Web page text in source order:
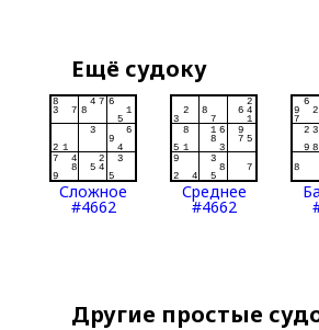
Ещё судоку
Сложное
#4662
Среднее
#4662
Другие простые